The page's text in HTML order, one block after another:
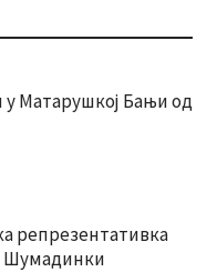
Матарушкој Бањи од
репрезентативка
Шумадинки